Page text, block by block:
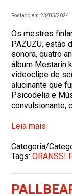
Postado em 23/05/2024
Os mestres
PAZUZU, estão
sonora, quatro
álbum Mestarin
videoclipe de
alucinante que
Psicodelia e
convulsionante,
Leia mais
Categoria/
Tags:ORANSSI